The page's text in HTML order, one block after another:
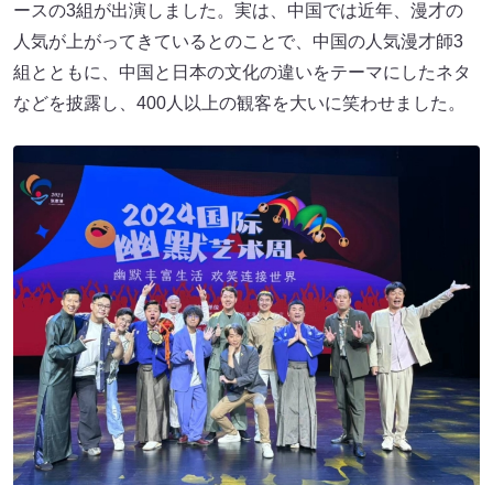
ースの3組が出演しました。実は、中国では近年、漫才の
人気が上がってきているとのことで、中国の人気漫才師3
組とともに、中国と日本の文化の違いをテーマにしたネタ
などを披露し、400人以上の観客を大いに笑わせました。